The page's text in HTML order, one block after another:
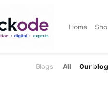
Home
Blogs: All Our blog